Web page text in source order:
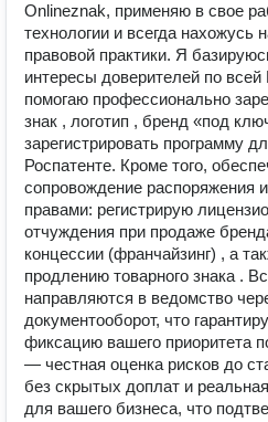
Onlineznak, применяю в свое
технологии и всегда нахожусь
правовой практики. Я
интересы доверителей по всей
помогаю профессионально
знак , логотип , бренд «под
зарегистрировать программу
Роспатенте. Кроме того,
сопровождение распоряжения
правами: регистрирую
отчуждения при продаже
концессии (франчайзинг) , а
продлению товарного знака .
направляются в ведомство
документооборот, что
фиксацию вашего приоритета
— честная оценка рисков до
без скрытых доплат и
для вашего бизнеса, что